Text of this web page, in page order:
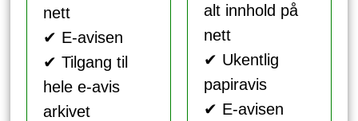
nett
✔ E-avisen
✔ Tilgang til
hele e-avis
arkivet
alt innhold på
nett
✔ Ukentlig
papiravis
✔ E-avisen